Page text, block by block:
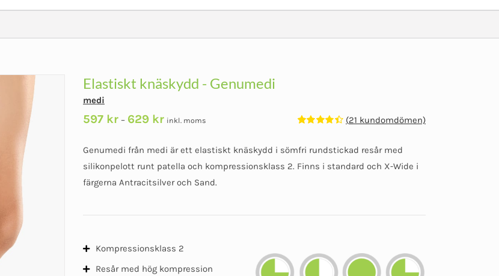
Elastiskt knäskydd - Genumedi
medi
597 kr – 629 krPrisintervall:
till
629 kr
inkl. moms
baserat på
(21 kundomdömen)
Genumedi från medi är ett elastiskt knäskydd i sömfri rundstickad resår med
silikonpelott runt patella och kompressionsklass 2. Finns i standard och X-Wide i
färgerna Antracitsilver och Sand.
Kompressionsklass 2
Resår med hög kompression